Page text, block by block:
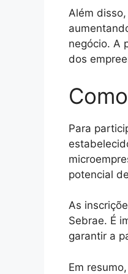
Além
negócio. A
dos
Para
potencial
As
Sebrae. É
garantir a
Em